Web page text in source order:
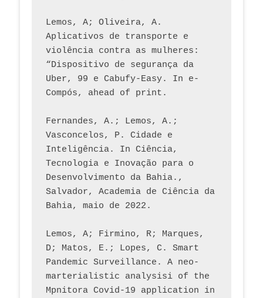
Lemos, A; Oliveira, A.
Aplicativos de transporte e
violência contra as mulheres:
“Dispositivo de segurança da
Uber, 99 e Cabufy-Easy. In e-
Compós, ahead of print.
Fernandes, A.; Lemos, A.;
Vasconcelos, P. Cidade e
Inteligência. In Ciência,
Tecnologia e Inovação para o
Desenvolvimento da Bahia.,
Salvador, Academia de Ciência da
Bahia, maio de 2022.
Lemos, A; Firmino, R; Marques,
D; Matos, E.; Lopes, C. Smart
Pandemic Surveillance. A neo-
marterialistic analysisi of the
Mpnitora Covid-19 application in